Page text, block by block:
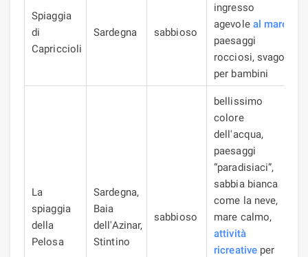
Spiaggia
di
Capriccioli
Sardegna sabbioso
ingresso
agevole al mare
paesaggi
rocciosi, svago
per bambini
La
spiaggia
della
Pelosa
Sardegna,
Baia
dell'Azinar,
Stintino
sabbioso
bellissimo
colore
dell'acqua,
paesaggi
“paradisiaci”,
sabbia bianca
come la neve,
mare calmo,
attività
ricreative per